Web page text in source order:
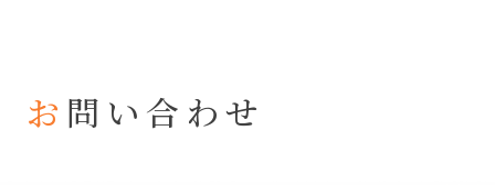
私たちについて
お 問い合わせ